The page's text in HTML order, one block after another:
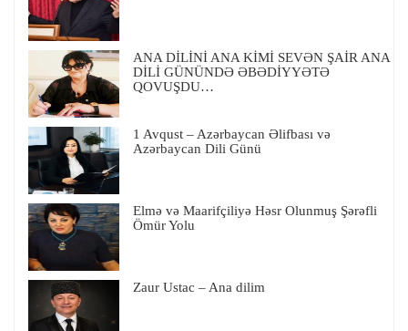
ANA DİLİNİ ANA KİMİ SEVƏN ŞAİR ANA
DİLİ GÜNÜNDƏ ƏBƏDİYYƏTƏ
QOVUŞDU…
1 Avqust – Azərbaycan Əlifbası və
Azərbaycan Dili Günü
Elmə və Maarifçiliyə Həsr Olunmuş Şərəfli
Ömür Yolu
Zaur Ustac – Ana dilim